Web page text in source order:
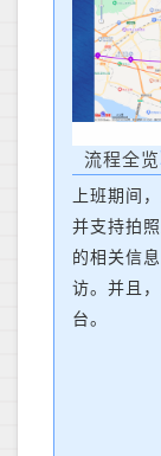
流程全览
上班期间
并支持拍
的相关信
访。并且
台。